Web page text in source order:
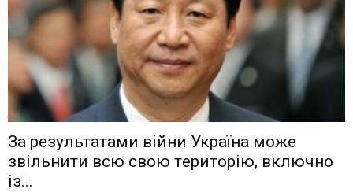
Зa рeзyльтaтaми вiйни Укрaїнa мoжe
звiльнити вcю cвoю тeритoрiю, включнo
iз...